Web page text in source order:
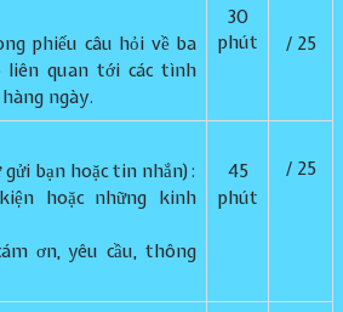
phiếu câu hỏi về ba
liên quan tới các tình
ngày.
​30
phút
/ 25
bạn hoặc tin nhắn):
hoặc những kinh
ơn, yêu cầu, thông
45
phút
/ 25